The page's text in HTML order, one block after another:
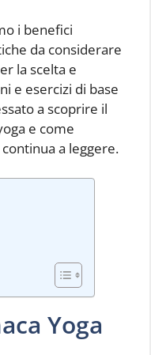
i benefici
da considerare
la scelta e
e esercizi di base
a scoprire il
e come
a leggere.
Yoga